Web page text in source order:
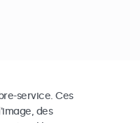
service. Ces
des